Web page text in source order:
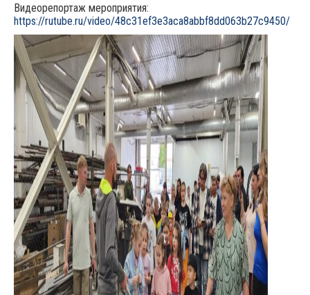
Видеорепортаж мероприятия:
https://rutube.ru/video/48c31ef3e3aca8abbf8dd063b27c9450/